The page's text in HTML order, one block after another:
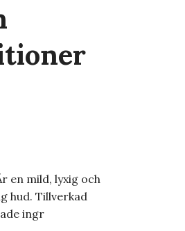
en mild, lyxig och
hud. Tillverkad
ingr